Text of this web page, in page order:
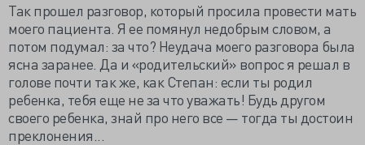
Так прошел разговор, который просила провести мать
моего пациента. Я ее помянул недобрым словом, а
потом подумал: за что? Неудача моего разговора была
ясна заранее. Да и «родительский» вопрос я решал в
голове почти так же, как Степан: если ты родил
ребенка, тебя еще не за что уважать! Будь другом
своего ребенка, знай про него все — тогда ты достоин
преклонения...